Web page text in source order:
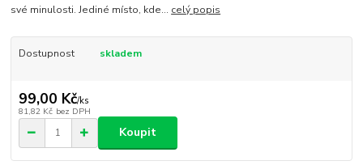
své minulosti. Jediné místo, kde... celý popis
Dostupnost skladem
99,00 Kč/ks
81,82 Kč bez DPH
Koupit